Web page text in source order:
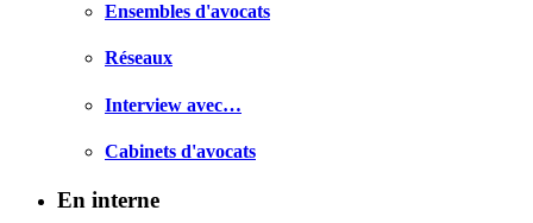
Ensembles d'avocats
Réseaux
Interview avec…
Cabinets d'avocats
En interne